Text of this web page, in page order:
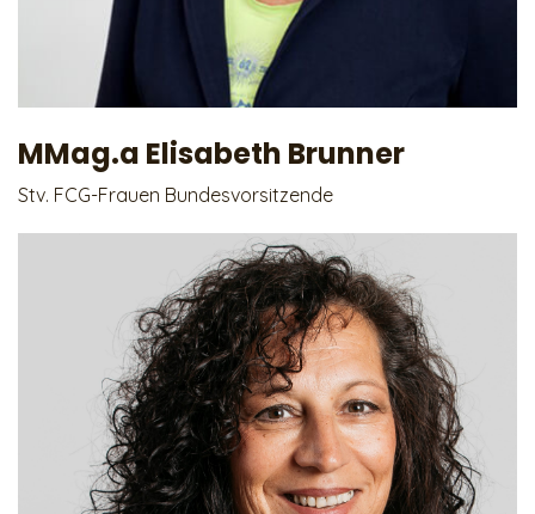
MMag.a Elisabeth Brunner
Stv. FCG-Frauen Bundesvorsitzende